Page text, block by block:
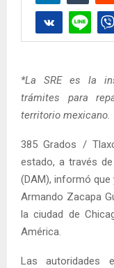
*La SRE es la
trámites para
territorio mexicano.
385 Grados /
estado, a través
(DAM), informó
Armando Zacapa
la ciudad de
América.
Las autoridades